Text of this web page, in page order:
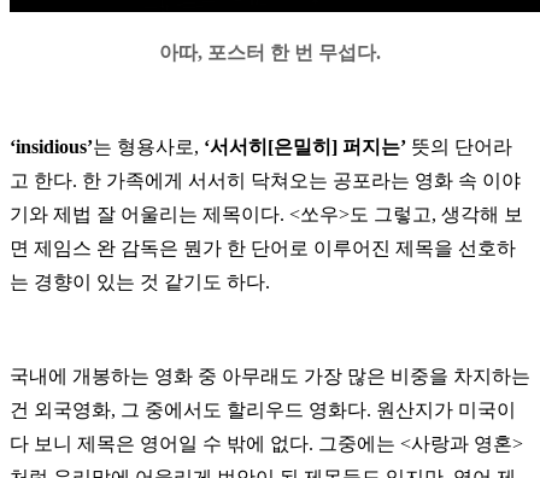
아따, 포스터 한 번 무섭다.
‘insidious’는 형용사로, ‘서서히[은밀히] 퍼지는’ 뜻의 단어라
고 한다. 한 가족에게 서서히 닥쳐오는 공포라는 영화 속 이야
기와 제법 잘 어울리는 제목이다. <쏘우>도 그렇고, 생각해 보
면 제임스 완 감독은 뭔가 한 단어로 이루어진 제목을 선호하
는 경향이 있는 것 같기도 하다.
국내에 개봉하는 영화 중 아무래도 가장 많은 비중을 차지하는
건 외국영화, 그 중에서도 할리우드 영화다. 원산지가 미국이
다 보니 제목은 영어일 수 밖에 없다. 그중에는 <사랑과 영혼>